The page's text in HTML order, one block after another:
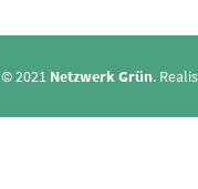
© 2021 Netzwerk Grün.